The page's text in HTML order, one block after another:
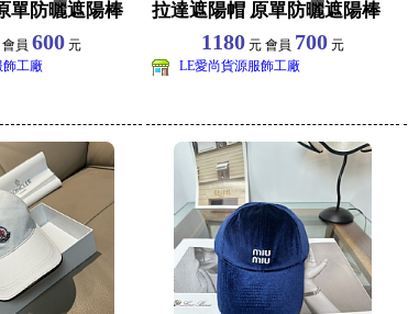
單防曬遮陽棒
員 600元
飾工廠
拉達遮陽帽 原單防曬遮陽棒
球帽批發
1180元 會員 700元
LE愛尚貨源服飾工廠